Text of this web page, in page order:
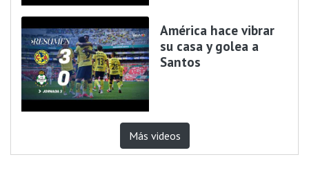
América hace vibrar
su casa y golea a
Santos
Más videos